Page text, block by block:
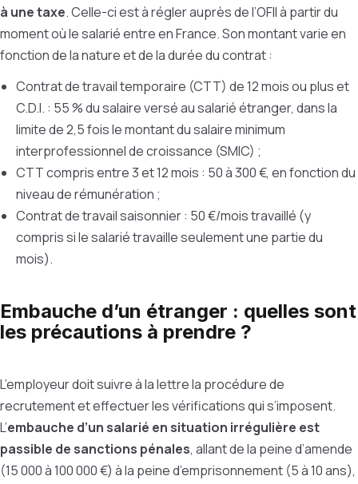
à une taxe. Celle-ci est à régler auprès de l’OFII à partir du
moment où le salarié entre en France. Son montant varie en
fonction de la nature et de la durée du contrat :
Contrat de travail temporaire (CTT) de 12 mois ou plus et
C.D.I. : 55 % du salaire versé au salarié étranger, dans la
limite de 2,5 fois le montant du salaire minimum
interprofessionnel de croissance (SMIC) ;
CTT compris entre 3 et 12 mois : 50 à 300 €, en fonction du
niveau de rémunération ;
Contrat de travail saisonnier : 50 €/mois travaillé (y
compris si le salarié travaille seulement une partie du
mois).
Embauche d’un étranger : quelles sont
les précautions à prendre ?
L’employeur doit suivre à la lettre la procédure de
recrutement et effectuer les vérifications qui s’imposent.
L’embauche d’un salarié en situation irrégulière est
passible de sanctions pénales, allant de la peine d’amende
(15 000 à 100 000 €) à la peine d’emprisonnement (5 à 10 ans),